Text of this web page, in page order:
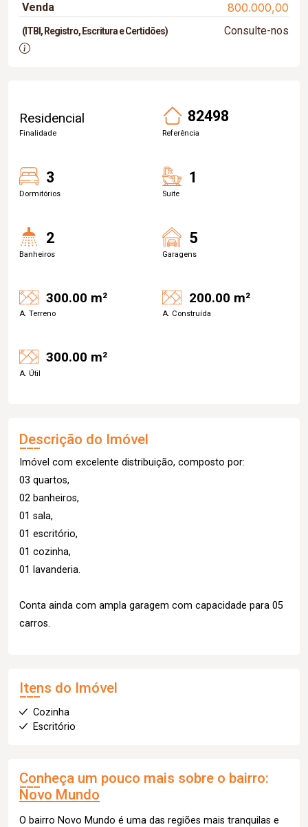
Venda 800.000,00
(ITBI, Registro, Escritura e Certidões) Consulte-nos
Residencial
Finalidade
82498
Referência
3
Dormitórios
1
Suite
2
Banheiros
5
Garagens
300.00 m²
A. Terreno
200.00 m²
A. Construída
300.00 m²
A. Útil
Descrição do Imóvel
Imóvel com excelente distribuição, composto por:
03 quartos,
02 banheiros,
01 sala,
01 escritório,
01 cozinha,
01 lavanderia.
Conta ainda com ampla garagem com capacidade para 05
carros.
Itens do Imóvel
Cozinha
Escritório
Conheça um pouco mais sobre o bairro:
Novo Mundo
O bairro Novo Mundo é uma das regiões mais tranquilas e